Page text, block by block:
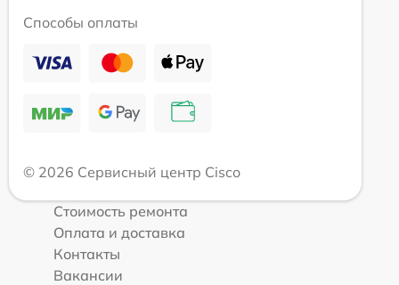
Способы оплаты
© 2026 Сервисный центр Cisco
Стоимость ремонта
Оплата и доставка
Контакты
Вакансии